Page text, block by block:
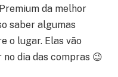
da melhor
saber algumas
o lugar. Elas vão
dia das compras 😉